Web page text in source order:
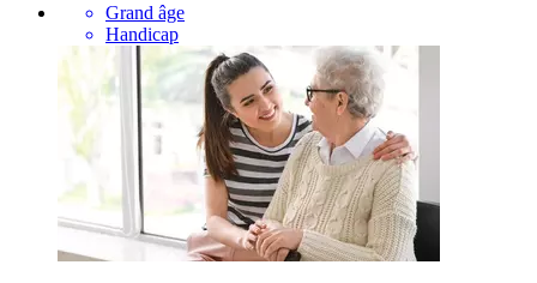
Grand âge
Handicap